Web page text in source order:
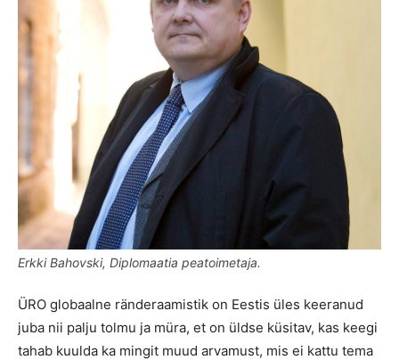
Erkki Bahovski, Diplomaatia peatoimetaja.
ÜRO globaalne ränderaamistik on Eestis üles keeranud
juba nii palju tolmu ja müra, et on üldse küsitav, kas keegi
tahab kuulda ka mingit muud arvamust, mis ei kattu tema